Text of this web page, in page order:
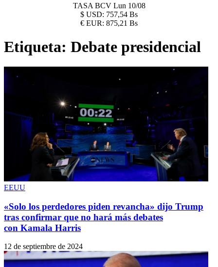
TASA BCV Lun 10/08
$ USD: 757,54 Bs
€ EUR: 875,21 Bs
Etiqueta: Debate presidencial
EEUU
«Solo los perdedores piden revancha» dijo Trump
tras confirmar que no hará más debates
con Kamala Harris
12 de septiembre de 2024